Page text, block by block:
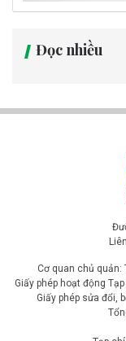
ngờ đổi sang màu
nguyên nhân.
VinFast VF 9
nghìn km trở